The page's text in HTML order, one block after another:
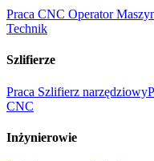
Praca CNC Operator
Technik
Szlifierze
Praca Szlifierz narzędziowy
CNC
Inżynierowie